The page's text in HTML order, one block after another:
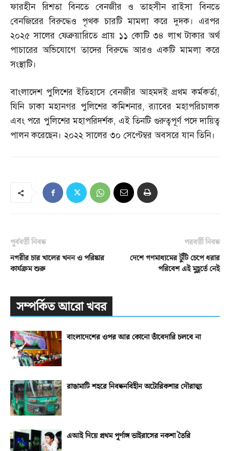
ফারহীন রিশতা বিনতে বেনজীর ও তাহসীন রাইসা বিনতে
বেনজিরের বিরুদ্ধেও পৃথক চারটি মামলা করে দুদক। এরপর
২০২৫ সালের ফেব্রুয়ারিতে প্রায় ১১ কোটি ৩৪ লাখ টাকার অর্থ
পাচারের অভিযোগে তাদের বিরুদ্ধে আরও একটি মামলা করে
সংস্থাটি।
বাংলাদেশ পুলিশের ইতিহাসে বেনজীর আহমদই প্রথম কর্মকর্তা,
যিনি ঢাকা মহানগর পুলিশের কমিশনার,র‌্যাবের মহাপরিচালক
এবং পরে পুলিশের মহাপরিদর্শক, এই তিনটি গুরুত্বপূর্ণ পদে দায়িত্ব
পালন করেছেন। ২০২২ সালের ৩০ সেপ্টেম্বর অবসরে যান তিনি।
পূর্ববর্তী নিবন্ধ
নগরীর চার খালের খনন ও পরিষ্কার
কার্যক্রম শুরু
পরবর্তী নিবন্ধ
দেশে গণমাধ্যমের টুঁটি চেপে ধরার
পরিবেশ এই মুহূর্তে নেই
সম্পর্কিত আরো খবর
বাংলাদেশের ওপর আর কোনো তাঁবেদারি চলবে না
রাঙামাটি শহরে নিবন্ধনবিহীন অটোরিকশার দৌরাত্ম্য
এআই দিয়ে প্রথম পূর্ণাঙ্গ ভাইরাসের নকশা তৈরি